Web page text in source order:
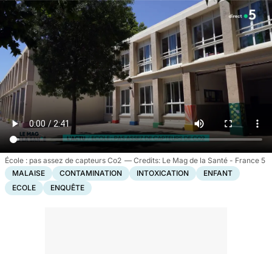
École : pas assez de capteurs Co2
Le Mag de la Santé - France 5
MALAISE
CONTAMINATION INTOXICATION
ENFANT
ECOLE
ENQUÊTE